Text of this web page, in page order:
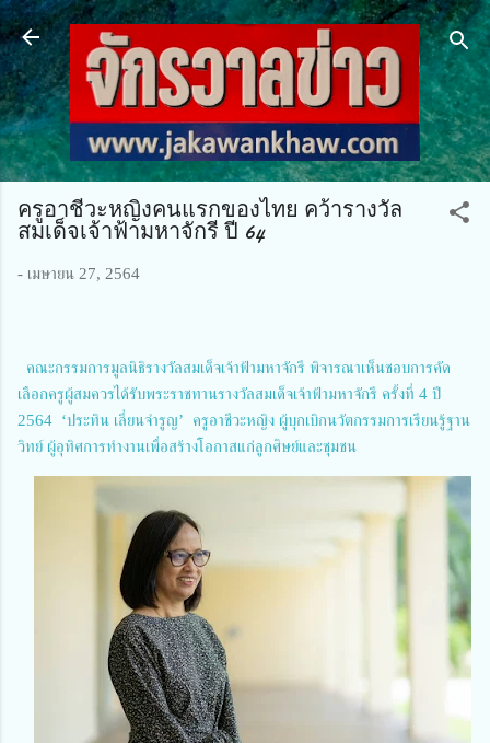
ข้ามไปที่เนื้อหาหลัก
ครูอาชีวะหญิงคนแรกของไทย คว้ารางวัล
สมเด็จเจ้าฟ้ามหาจักรี ปี 64
- เมษายน 27, 2564
คณะกรรมการมูลนิธิรางวัลสมเด็จเจ้าฟ้ามหาจักรี พิจารณาเห็นชอบการคัด
เลือกครูผู้สมควรได้รับพระราชทานรางวัลสมเด็จเจ้าฟ้ามหาจักรี ครั้งที่ 4 ปี
2564 ‘ประทิน เลี่ยนจำรูญ’ ครูอาชีวะหญิง ผู้บุกเบิกนวัตกรรมการเรียนรู้ฐาน
วิทย์ ผู้อุทิศการทำงานเพื่อสร้างโอกาสแก่ลูกศิษย์และชุมชน